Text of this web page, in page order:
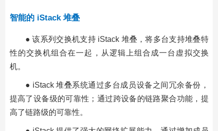
智能的 iStack 堆叠
● 该系列交换机支持 iStack 堆叠，将多台支持堆叠特
性的交换机组合在一起，从逻辑上组合成一台虚拟交换
机。
● iStack 堆叠系统通过多台成员设备之间冗余备份，
提高了设备级的可靠性；通过跨设备的链路聚合功能，提
高了链路级的可靠性。